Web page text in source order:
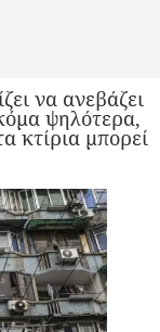
να ανεβάζει
ψηλότερα,
κτίρια μπορεί